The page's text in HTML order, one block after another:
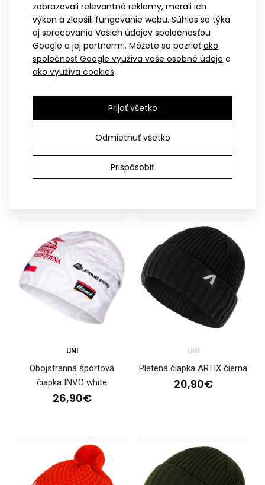
zobrazovali relevantné reklamy, merali ich
výkon a zlepšili fungovanie webu. Súhlas sa týka
aj spracovania Vašich údajov spoločnosťou
Google a jej partnermi. Môžete sa pozrieť ako
spoločnosť Google využíva vaše osobné údaje a
ako využíva cookies.
Prijať všetko
Odmietnuť všetko
Prispôsobiť
Dámska pletená čiapka KNIT pink stripe
24,90€
Pletená čiapka KNIT pink stripePohodlná zimná pletená
čiapka s bambulou KNIT v dvoch veľkostiach do ..
Dámska športová čiapka HOWARD
26,90€
HOWARD je súčasťou kolekcie HOWARD a je špeciáln..
Jednovrstvová čiapka
22,90€
Obojstranná športová
čiapka INVO červená
26,90€
UNI
Obojstranná športová
čiapka INVO white
26,90€
UNI
Pletená čiapka ARTIX čierna
20,90€